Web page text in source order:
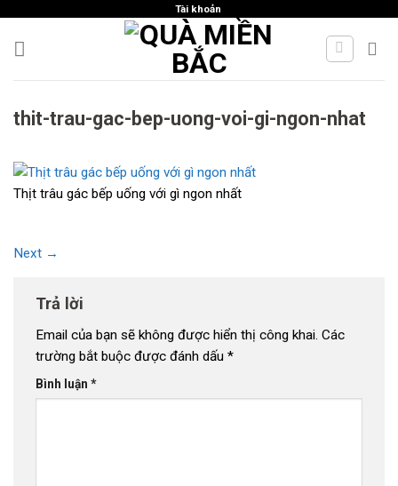
content
Tài khoản
thit-trau-gac-bep-uong-voi-gi-ngon-nhat
Thịt trâu gác bếp uống với gì ngon nhất
Next →
Trả lời
Email của bạn sẽ không được hiển thị công khai. Các
trường bắt buộc được đánh dấu *
Bình luận *